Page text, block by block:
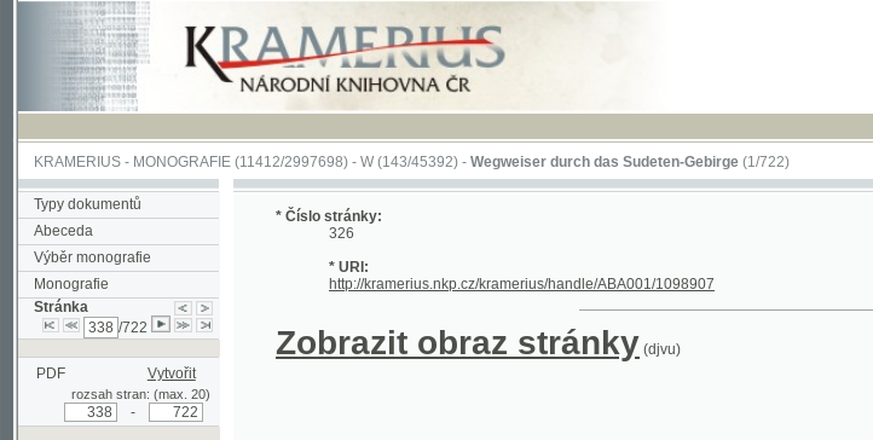
KRAMERIUS-MONOGRAFIE(11412/2997698) -W (143/45392)-Wegweiser durch das Sudeten-Gebirge(1/722)
Typy dokumentů
Abeceda
Výběr monografie
Monografie
Stránka
/722
PDF Vytvořit
rozsah stran: (max. 20)
* Číslo stránky:
326
* URI:
http://kramerius.nkp.cz/kramerius/handle/ABA001/1098907
Zobrazit obraz stránky